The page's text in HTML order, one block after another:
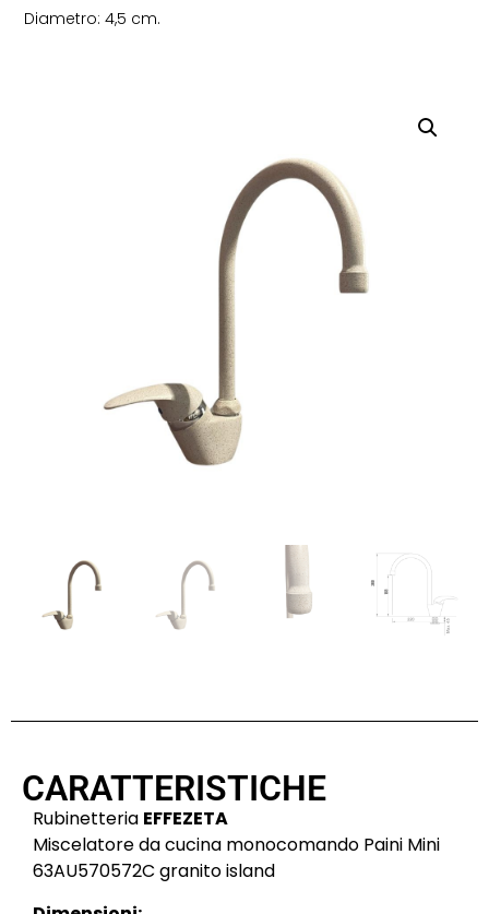
Diametro: 4,5 cm.
CARATTERISTICHE
Rubinetteria EFFEZETA
Miscelatore da cucina monocomando Paini Mini
63AU570572C granito island